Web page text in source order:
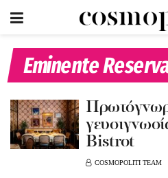
Eminente
Bistrot
COSMOPOLITI TEAM